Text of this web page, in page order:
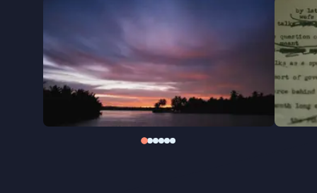
verdoezelen van de waarheid?
In zijn zoektocht naar wat er werkelijk gebeurde
tijdens Operation Speedy Express, en naar het lot
van Alec Shimkin, onderzoekt Kasper Verkaik in de
onthullende documentaireSoldier’s Bones
hoe
oorlogsmisdaden uit beeld konden verdwijnen, en
waarom de waarheid daarover jarenlang nauwelijks